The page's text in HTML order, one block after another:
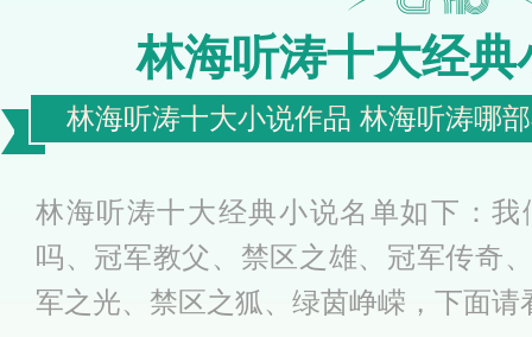
林海听涛十大经典
林海听涛十大小说作品 林海听涛哪
林海听涛十大经典小说名单如下：
吗、冠军教父、禁区之雄、冠军传奇
军之光、禁区之狐、绿茵峥嵘，下面请